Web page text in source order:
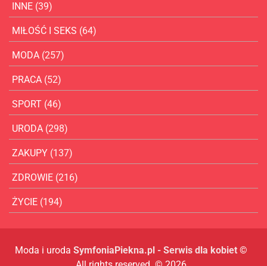
INNE (39)
MIŁOŚĆ I SEKS (64)
MODA (257)
PRACA (52)
SPORT (46)
URODA (298)
ZAKUPY (137)
ZDROWIE (216)
ŻYCIE (194)
Moda i uroda SymfoniaPiekna.pl - Serwis dla kobiet ©